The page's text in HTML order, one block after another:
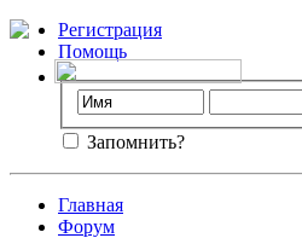
Регистрация
Помощь
Запомнить?
Главная
Форум